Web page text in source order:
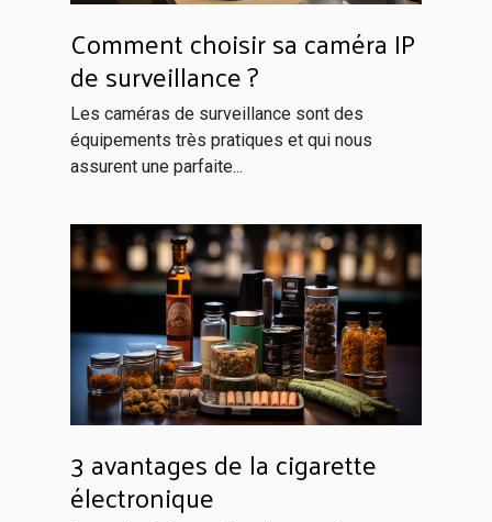
Comment choisir sa caméra IP
de surveillance ?
Les caméras de surveillance sont des
équipements très pratiques et qui nous
assurent une parfaite...
3 avantages de la cigarette
électronique